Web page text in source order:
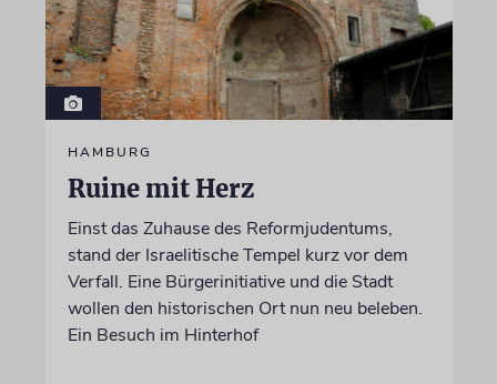
HAMBURG
Ruine mit Herz
Einst das Zuhause des Reformjudentums,
stand der Israelitische Tempel kurz vor dem
Verfall. Eine Bürgerinitiative und die Stadt
wollen den historischen Ort nun neu beleben.
Ein Besuch im Hinterhof